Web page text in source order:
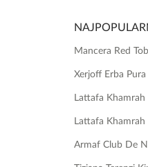
Mancera Red
Xerjoff Erba Pura
Lattafa Khamrah
Lattafa
Armaf Club De